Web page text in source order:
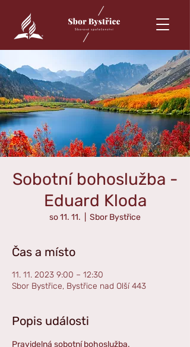
Sobotní bohoslužba -
Eduard Kloda
so 11. 11. Sbor Bystřice
Čas a místo
11. 11. 2023 9:00 – 12:30
Sbor Bystřice, Bystřice nad Olší 443
Popis události
Pravidelná sobotní bohoslužba.